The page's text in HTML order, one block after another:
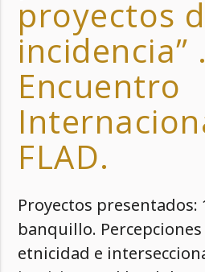
proyectos
incidencia”
Encuentro
FLAD.
Proyectos presentados:
banquillo.
etnicidad e